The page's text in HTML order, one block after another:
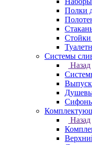
Полки
Стойки
Системы
Назад
Назад